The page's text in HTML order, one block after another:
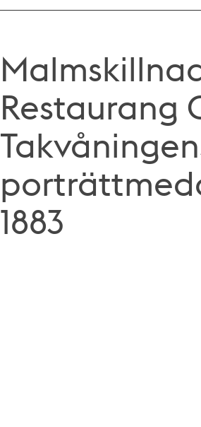
Restaurang
1883